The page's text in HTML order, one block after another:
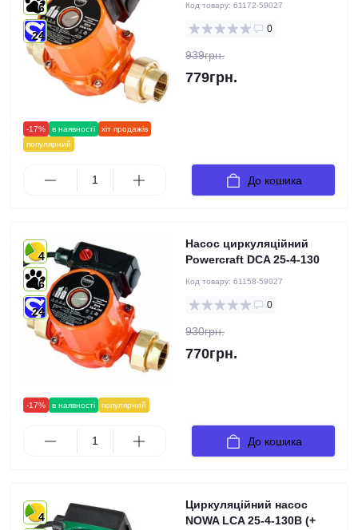
-17% в наявності
хіт продажів
популярний
6
24
Код товару: 61172-59027
0
939грн.
779грн.
До кошика
-17% в наявності популярний
4
6
24
Насос циркуляційний
Powercraft DCA 25-4-130
Код товару: 61158-59027
0
930грн.
770грн.
До кошика
4
Циркуляційний насос
NOWA LCA 25-4-130B (+